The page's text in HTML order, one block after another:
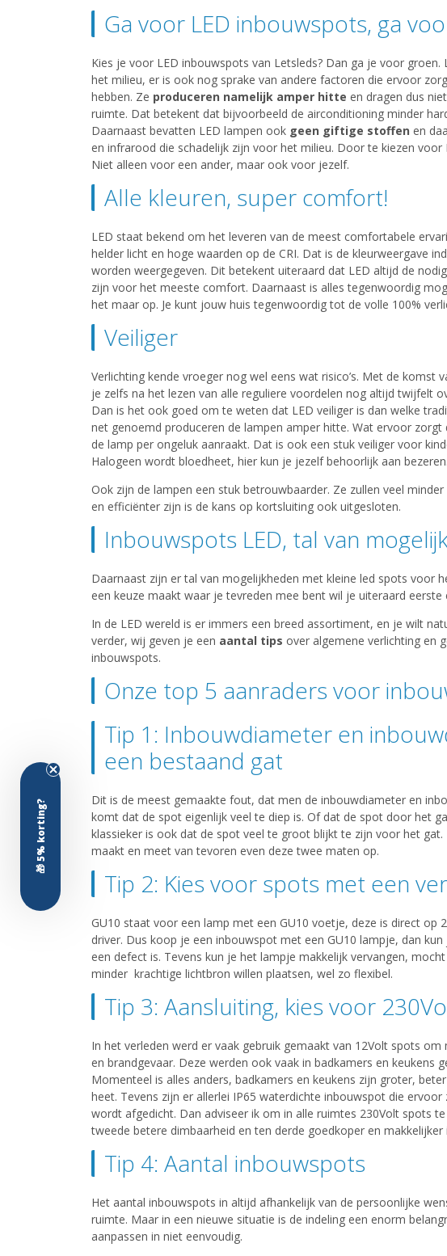
Ga voor LED inbouwspots, ga
Kies je voor LED inbouwspots van Letsleds? Dan ga je voor
het milieu, er is ook nog sprake van andere factoren die ervoor
hebben. Ze produceren namelijk amper hitte en dragen dus
ruimte. Dat betekent dat bijvoorbeeld de airconditioning minder
Daarnaast bevatten LED lampen ook geen giftige stoffen en
en infrarood die schadelijk zijn voor het milieu. Door te kiezen
Niet alleen voor een ander, maar ook voor jezelf.
Alle kleuren, super comfort!
LED staat bekend om het leveren van de meest comfortabele
helder licht en hoge waarden op de CRI. Dat is de kleurweergave
worden weergegeven. Dit betekent uiteraard dat LED altijd de
zijn voor het meeste comfort. Daarnaast is alles tegenwoordig
het maar op. Je kunt jouw huis tegenwoordig tot de volle 100%
Veiliger
Verlichting kende vroeger nog wel eens wat risico’s. Met de komst
je zelfs na het lezen van alle reguliere voordelen nog altijd twijfelt
Dan is het ook goed om te weten dat LED veiliger is dan welke
net genoemd produceren de lampen amper hitte. Wat ervoor
de lamp per ongeluk aanraakt. Dat is ook een stuk veiliger voor
Halogeen wordt bloedheet, hier kun je jezelf behoorlijk aan bezeren.
Ook zijn de lampen een stuk betrouwbaarder. Ze zullen veel
en efficiënter zijn is de kans op kortsluiting ook uitgesloten.
Inbouwspots LED, tal van
Daarnaast zijn er tal van mogelijkheden met kleine led spots voor
een keuze maakt waar je tevreden mee bent wil je uiteraard
In de LED wereld is er immers een breed assortiment, en je wilt
verder, wij geven je een aantal tips over algemene verlichting en
inbouwspots.
Onze top 5 aanraders voor
Tip 1: Inbouwdiameter en
een bestaand gat
Dit is de meest gemaakte fout, dat men de inbouwdiameter en
komt dat de spot eigenlijk veel te diep is. Of dat de spot door het
klassieker is ook dat de spot veel te groot blijkt te zijn voor het
maakt en meet van tevoren even deze twee maten op.
Tip 2: Kies voor spots met een
GU10 staat voor een lamp met een GU10 voetje, deze is direct
driver. Dus koop je een inbouwspot met een GU10 lampje, dan
een defect is. Tevens kun je het lampje makkelijk vervangen,
minder krachtige lichtbron willen plaatsen, wel zo flexibel.
Tip 3: Aansluiting, kies voor
In het verleden werd er vaak gebruik gemaakt van 12Volt spots
en brandgevaar. Deze werden ook vaak in badkamers en keukens
Momenteel is alles anders, badkamers en keukens zijn groter,
heet. Tevens zijn er allerlei IP65 waterdichte inbouwspot die
wordt afgedicht. Dan adviseer ik om in alle ruimtes 230Volt spots
tweede betere dimbaarheid en ten derde goedkoper en makkelijker
Tip 4: Aantal inbouwspots
Het aantal inbouwspots in altijd afhankelijk van de persoonlijke
ruimte. Maar in een nieuwe situatie is de indeling een enorm
aanpassen in niet eenvoudig.
🎁 5% korting?